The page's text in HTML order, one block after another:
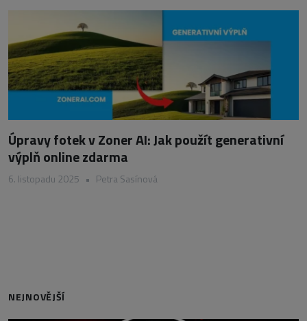
Úpravy fotek v Zoner AI: Jak použít generativní
výplň online zdarma
6. listopadu 2025 • Petra Sasínová
NEJNOVĚJŠÍ